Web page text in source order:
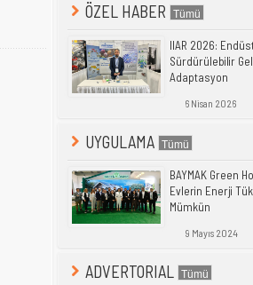
ÖZEL HABER
IIAR 2026:
Sürdürülebilir
Adaptasyon
6 Nisan 2026
UYGULAMA
BAYMAK Green
Evlerin Enerji
Mümkün
9 Mayıs 2024
ADVERTORIAL